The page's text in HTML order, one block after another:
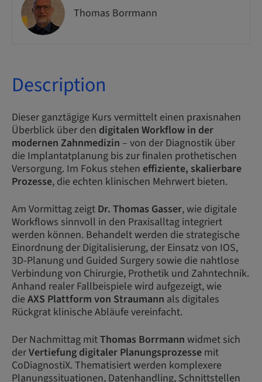
Thomas Borrmann
Description
Dieser ganztägige Kurs vermittelt einen praxisnahen
Überblick über den digitalen Workflow in der
modernen Zahnmedizin – von der Diagnostik über
die Implantatplanung bis zur finalen prothetischen
Versorgung. Im Fokus stehen effiziente, skalierbare
Prozesse, die echten klinischen Mehrwert bieten.
Am Vormittag zeigt Dr. Thomas Gasser, wie digitale
Workflows sinnvoll in den Praxisalltag integriert
werden können. Behandelt werden die strategische
Einordnung der Digitalisierung, der Einsatz von IOS,
3D-Planung und Guided Surgery sowie die nahtlose
Verbindung von Chirurgie, Prothetik und Zahntechnik.
Anhand realer Fallbeispiele wird aufgezeigt, wie
die AXS Plattform von Straumann als digitales
Rückgrat klinische Abläufe vereinfacht.
Der Nachmittag mitThomas Borrmann widmet sich
derVertiefung digitaler Planungsprozesse mit
CoDiagnostiX. Thematisiert werden komplexere
Planungssituationen, Datenhandling, Schnittstellen